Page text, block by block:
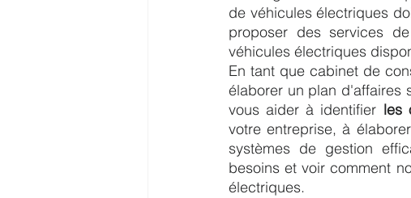
de véhicules électriques
proposer des services
véhicules électriques
En tant que cabinet de
élaborer un plan d'affaires
vous aider à identifier les
votre entreprise, à
systèmes de gestion
besoins et voir comment
électriques.